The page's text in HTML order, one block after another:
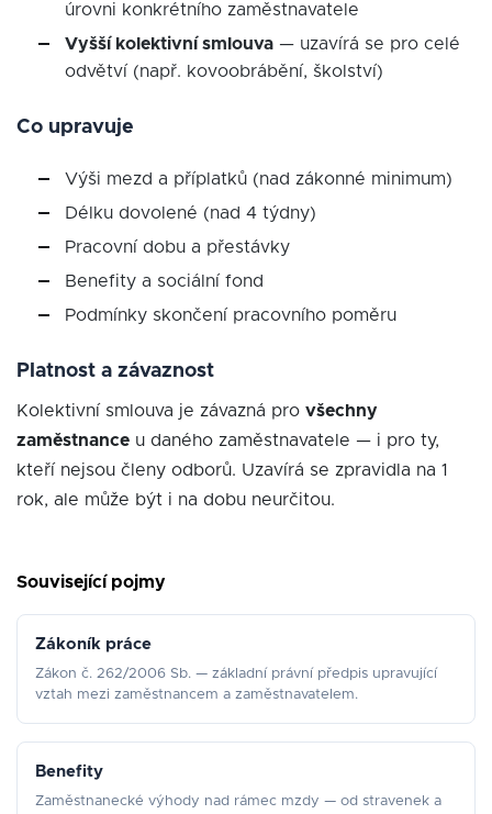
úrovni konkrétního zaměstnavatele
Vyšší kolektivní smlouva — uzavírá se pro celé
odvětví (např. kovoobrábění, školství)
Co upravuje
Výši mezd a příplatků (nad zákonné minimum)
Délku dovolené (nad 4 týdny)
Pracovní dobu a přestávky
Benefity a sociální fond
Podmínky skončení pracovního poměru
Platnost a závaznost
Kolektivní smlouva je závazná pro všechny
zaměstnance u daného zaměstnavatele — i pro ty,
kteří nejsou členy odborů. Uzavírá se zpravidla na 1
rok, ale může být i na dobu neurčitou.
Související pojmy
Zákoník práce
Zákon č. 262/2006 Sb. — základní právní předpis upravující
vztah mezi zaměstnancem a zaměstnavatelem.
Benefity
Zaměstnanecké výhody nad rámec mzdy — od stravenek a